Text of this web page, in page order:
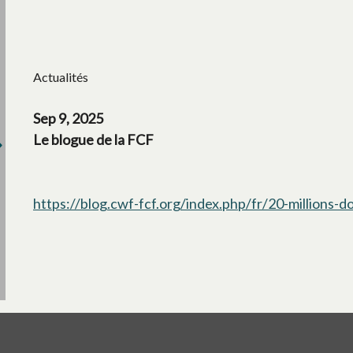
Actualités
Sep 9, 2025
Le blogue de la FCF
https://blog.cwf-fcf.org/index.php/fr/20-millions-